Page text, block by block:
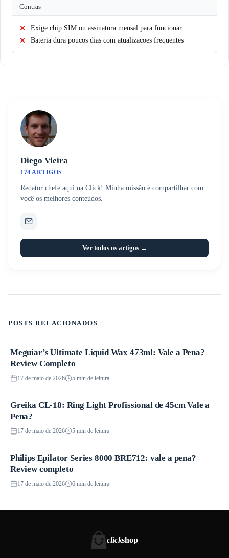
Contras
Exige chip SIM ou assinatura mensal para funcionar
Bateria dura poucos dias com atualizacoes frequentes
Diego Vieira
174 ARTIGOS
Redator chefe aqui na Click! Minha missão é compartilhar com
você os melhores conteúdos.
Ver todos os artigos →
POSTS RELACIONADOS
Produtos
Meguiar’s Ultimate Liquid Wax 473ml: Vale a Pena?
Review Completo
17 de maio de 2026 5 min de leitura
Produtos
Greika CL-18: Ring Light Profissional de 45cm Vale a
Pena?
17 de maio de 2026 5 min de leitura
Produtos
Philips Epilator Series 8000 BRE712: vale a pena?
Review completo
17 de maio de 2026 6 min de leitura
clickshop